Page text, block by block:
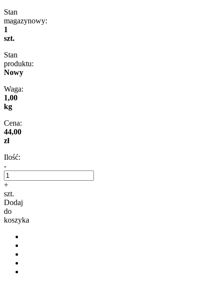
Stan
magazynowy:
1
szt.
Stan
produktu:
Nowy
Waga:
1,00
kg
Cena:
44,00
zł
Ilość:
-
+
szt.
Dodaj
do
koszyka